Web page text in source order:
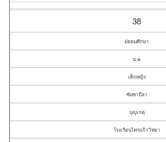
38
มัธยมศึกษา
ม.๒
เด็กหญิง
ซันซาบีลา
บุญเกตุ
โรงเรียนไทรแก้ววิทยา